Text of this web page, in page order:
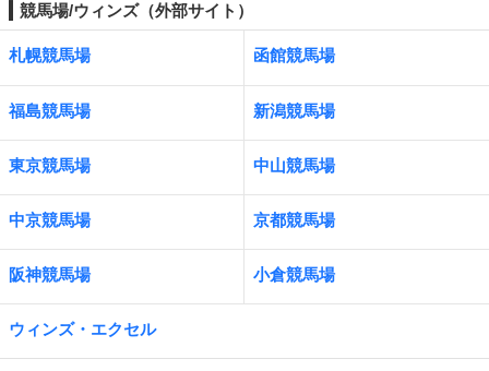
競馬場/ウィンズ（外部サイト）
札幌競馬場 函館競馬場
福島競馬場 新潟競馬場
東京競馬場 中山競馬場
中京競馬場 京都競馬場
阪神競馬場 小倉競馬場
ウィンズ・エクセル